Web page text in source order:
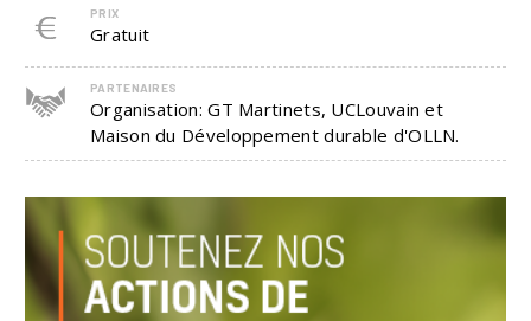
PRIX
Gratuit
PARTENAIRES
Organisation: GT Martinets, UCLouvain et
Maison du Développement durable d'OLLN.